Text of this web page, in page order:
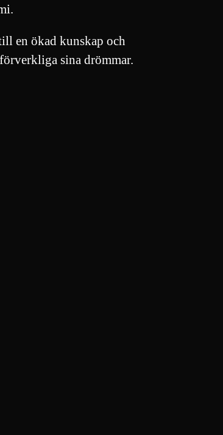
en ökad kunskap och
sina drömmar.